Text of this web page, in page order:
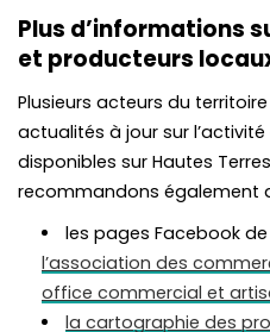
Plus d’informations
et producteurs
Plusieurs acteurs du
actualités à jour sur
disponibles sur Hautes
recommandons également
les pages Facebook de
l’association des
office commercial et
la cartographie des